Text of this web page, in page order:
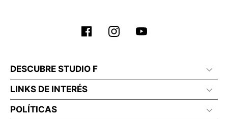
DESCUBRE STUDIO F
LINKS DE INTERÉS
POLÍTICAS